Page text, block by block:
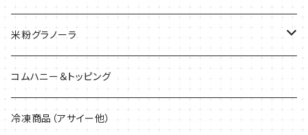
米粉グラノーラ
40g
200g
コムハニー＆トッピング
冷凍商品（アサイー他）